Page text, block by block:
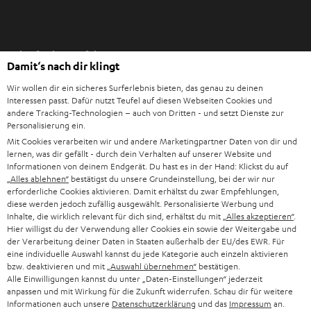
m
n
e
u
e
n
T
a
b
ö
n
e
n
Einkaufen bei Teufel
8 Wochen Rückgaberecht
Direkt vom Hersteller
7 Teufel Shops
Audio-Lexikon
Ratgeber
Wissen
Inside
Entertainment
Shop
Im neuen Tab öffnen
Kontakt
Newsletter
Netiquette
Daten-Einstellungen
Damit‘s nach dir klingt
Wir wollen dir ein sicheres Surferlebnis bieten, das genau zu deinen
Interessen passt. Dafür nutzt Teufel auf diesen Webseiten Cookies und
andere Tracking-Technologien – auch von Dritten - und setzt Dienste zur
Personalisierung ein.
Mit Cookies verarbeiten wir und andere Marketingpartner Daten von dir und
lernen, was dir gefällt - durch dein Verhalten auf unserer Website und
Informationen von deinem Endgerät. Du hast es in der Hand: Klickst du auf
„Alles ablehnen“ bestätigst du unsere Grundeinstellung, bei der wir nur
erforderliche Cookies aktivieren. Damit erhältst du zwar Empfehlungen,
diese werden jedoch zufällig ausgewählt. Personalisierte Werbung und
Inhalte, die wirklich relevant für dich sind, erhältst du mit „Alles akzeptieren“.
Hier willigst du der Verwendung aller Cookies ein sowie der Weitergabe und
der Verarbeitung deiner Daten in Staaten außerhalb der EU/des EWR. Für
eine individuelle Auswahl kannst du jede Kategorie auch einzeln aktivieren
bzw. deaktivieren und mit „Auswahl übernehmen“ bestätigen.
Alle Einwilligungen kannst du unter „Daten-Einstellungen“ jederzeit
anpassen und mit Wirkung für die Zukunft widerrufen. Schau dir für weitere
Informationen auch unsere Datenschutzerklärung und das Impressum an.